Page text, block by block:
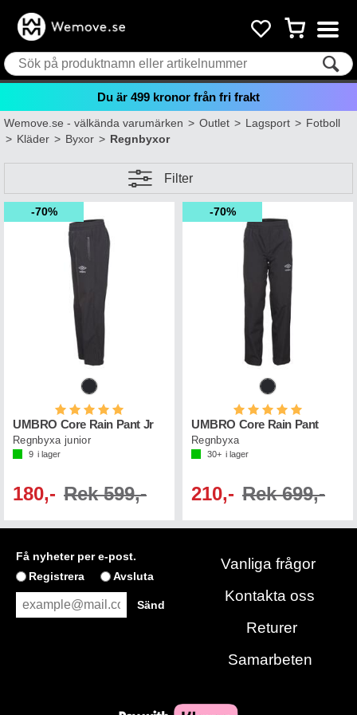
Du är 499 kronor från fri frakt
Wemove.se - välkända varumärken>Outlet>Lagsport>Fotboll
>Kläder>Byxor>Regnbyxor
Filter
70%
Betyg:
UMBRO Core Rain Pant Jr
Regnbyxa junior
9 i lager
180,- Rek 599,-
70%
Betyg:
UMBRO Core Rain Pant
Regnbyxa
30+ i lager
210,- Rek 699,-
Få nyheter per e-post.
Registrera
Avsluta
Vanliga frågor
Kontakta oss
Returer
Samarbeten